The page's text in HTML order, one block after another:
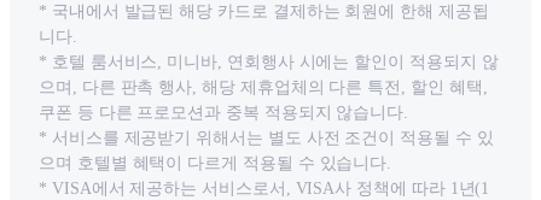
* 국내에서 발급된 해당 카드로 결제하는 회원에 한해 제공됩
니다.
* 호텔 룸서비스, 미니바, 연회행사 시에는 할인이 적용되지 않
으며, 다른 판촉 행사, 해당 제휴업체의 다른 특전, 할인 혜택,
쿠폰 등 다른 프로모션과 중복 적용되지 않습니다.
* 서비스를 제공받기 위해서는 별도 사전 조건이 적용될 수 있
으며 호텔별 혜택이 다르게 적용될 수 있습니다.
* VISA에서 제공하는 서비스로서, VISA사 정책에 따라 1년(1